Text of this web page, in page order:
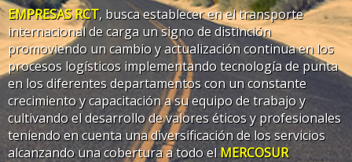
EMPRESAS RCT, busca establecer en el transporte
internacional de carga un signo de distinción
promoviendo un cambio y actualización continua en los
procesos logísticos implementando tecnología de punta
en los diferentes departamentos con un constante
crecimiento y capacitación a su equipo de trabajo y
cultivando el desarrollo de valores éticos y profesionales
teniendo en cuenta una diversificación de los servicios
alcanzando una cobertura a todo elMERCOSUR